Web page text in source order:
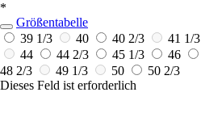
*
Größentabelle
39 1/3
40 40 2/3 41 1/3
44
44 2/3 45 1/3 46
48 2/3
49 1/3 50
50 2/3
Dieses Feld ist erforderlich